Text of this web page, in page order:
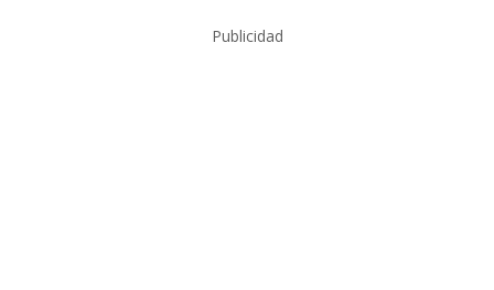
Publicidad